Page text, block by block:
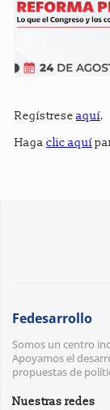
Regístrese aquí.
Haga clic aquí
Fedesarrollo
Somos un centro
Apoyamos el
propuestas de
Nuestras redes